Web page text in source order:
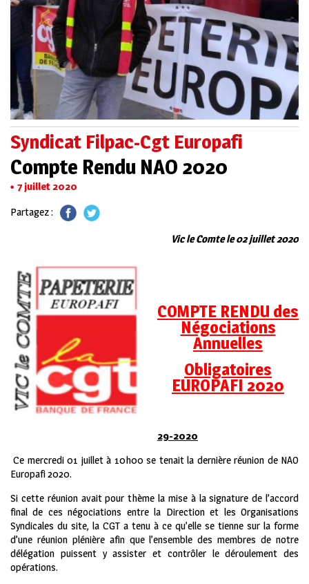
Syndicat Filpac-Cgt Europafi
Compte Rendu NAO 2020
7 juillet 2020
Partagez :
Vic le Comte le 02 juillet 2020
COMPTE RENDU des
Négociations
Annuelles
Obligatoires
EUROPAFI 2020
29-2020
Ce mercredi 01 juillet à 10h00 se tenait la dernière réunion de NAO
Europafi 2020.
Si cette réunion avait pour thème la mise à la signature de l’accord
final de ces négociations entre la Direction et les Organisations
Syndicales du site, la CGT a tenu à ce qu’elle se tienne sur la forme
d’une réunion plénière afin que l’ensemble des membres de notre
délégation puissent y assister et contrôler le déroulement des
opérations.